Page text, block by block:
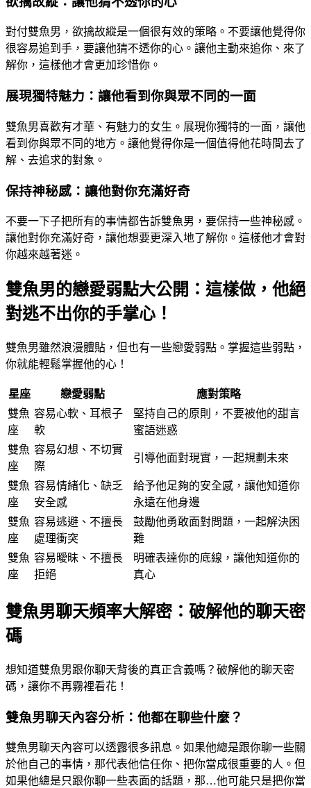
對付雙魚男，欲擒故縱是一個很有效的策略。不要讓他覺得你
很容易追到手，要讓他猜不透你的心。讓他主動來追你、來了
解你，這樣他才會更加珍惜你。
展現獨特魅力：讓他看到你與眾不同的一面
雙魚男喜歡有才華、有魅力的女生。展現你獨特的一面，讓他
看到你與眾不同的地方。讓他覺得你是一個值得他花時間去了
解、去追求的對象。
保持神秘感：讓他對你充滿好奇
不要一下子把所有的事情都告訴雙魚男，要保持一些神秘感。
讓他對你充滿好奇，讓他想要更深入地了解你。這樣他才會對
你越來越著迷。
雙魚男的戀愛弱點大公開：這樣做，他絕
對逃不出你的手掌心！
雙魚男雖然浪漫體貼，但也有一些戀愛弱點。掌握這些弱點，
你就能輕鬆掌握他的心！
星座 戀愛弱點
應對策略
雙魚
座
容易心軟、耳根子
軟
堅持自己的原則，不要被他的甜言
蜜語迷惑
雙魚
座
容易幻想、不切實
際
引導他面對現實，一起規劃未來
雙魚
座
容易情緒化、缺乏
安全感
給予他足夠的安全感，讓他知道你
永遠在他身邊
雙魚
座
容易逃避、不擅長
處理衝突
鼓勵他勇敢面對問題，一起解決困
難
雙魚
座
容易曖昧、不擅長
拒絕
明確表達你的底線，讓他知道你的
真心
雙魚男聊天頻率大解密：破解他的聊天密
碼
想知道雙魚男跟你聊天背後的真正含義嗎？破解他的聊天密
碼，讓你不再霧裡看花！
雙魚男聊天內容分析：他都在聊些什麼？
雙魚男聊天內容可以透露很多訊息。如果他總是跟你聊一些關
於他自己的事情，那代表他信任你、把你當成很重要的人。但
如果他總是只跟你聊一些表面的話題，那…他可能只是把你當